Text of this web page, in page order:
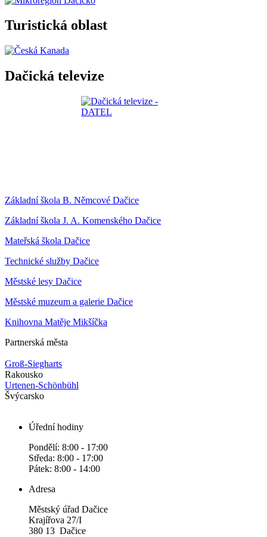
Turistická oblast
Dačická televize
Základní škola B. Němcové Dačice
Základní škola J. A. Komenského Dačice
Mateřská škola Dačice
Technické služby Dačice
Městské lesy Dačice
Městské muzeum a galerie Dačice
Knihovna Matěje Mikšíčka
Partnerská města
Groß-Siegharts
Rakousko
Urtenen-Schönbühl
Švýcarsko
Úřední hodiny
Pondělí: 8:00 - 17:00
Středa: 8:00 - 17:00
Pátek: 8:00 - 14:00
Adresa
Městský úřad Dačice
Krajířova 27/I
380 13 Dačice